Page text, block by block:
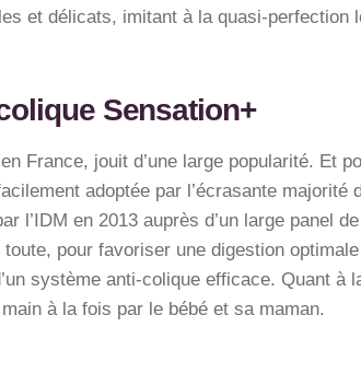
et délicats, imitant à la quasi-perfection
Sensation+
France, jouit d’une large popularité. Et
adoptée par l’écrasante majorité
l’IDM en 2013 auprès d’un large panel
toute, pour favoriser une digestion
système anti-colique efficace. Quant à
à la fois par le bébé et sa maman.